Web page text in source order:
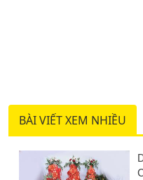
BÀI VIẾT XEM NHIỀU